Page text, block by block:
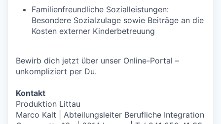
Familienfreundliche Sozialleistungen:
Besondere Sozialzulage sowie Beiträge an die
Kosten externer Kinderbetreuung
Bewirb dich jetzt über unser Online-Portal –
unkompliziert per Du.
Kontakt
Produktion Littau
Marco Kalt | Abteilungsleiter Berufliche Integration